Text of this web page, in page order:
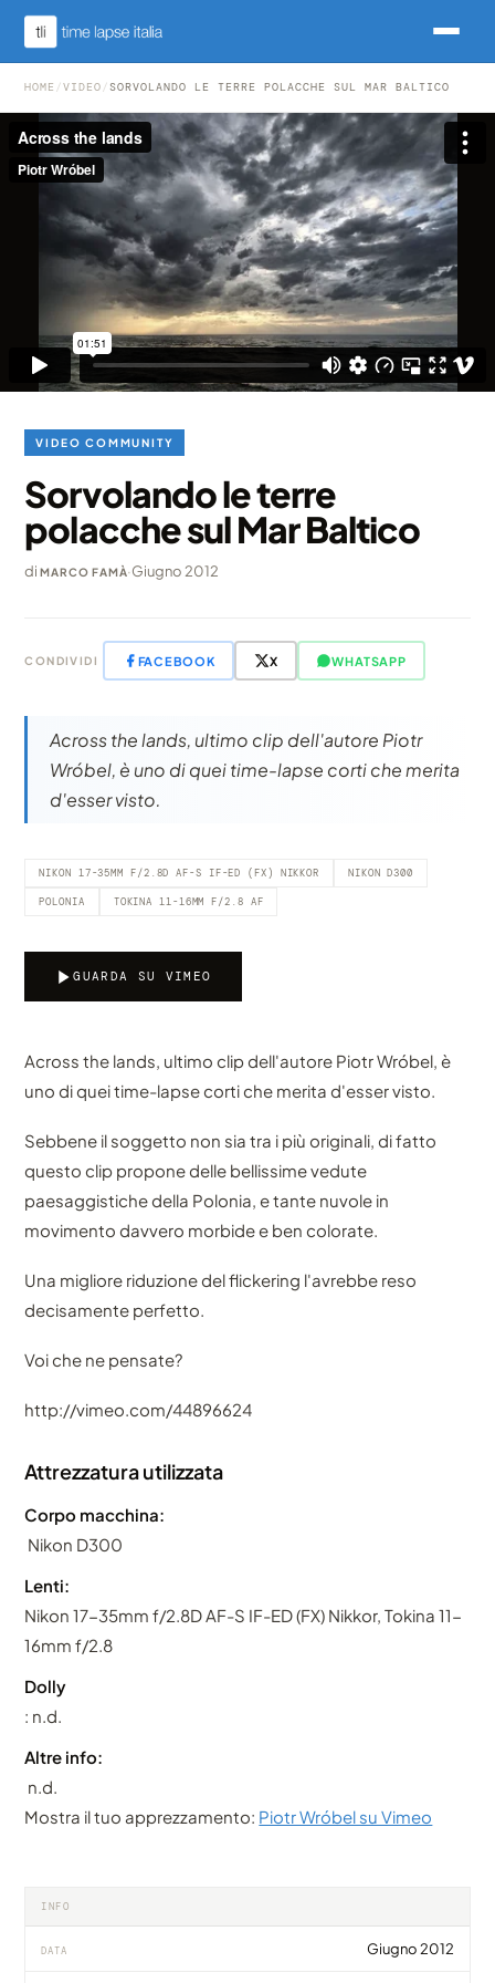
HOME /VIDEO /SORVOLANDO LE TERRE POLACCHE SUL MAR BALTICO
VIDEO COMMUNITY
Sorvolando le terre
polacche sul Mar Baltico
diMARCO FAMÀ·Giugno 2012
CONDIVIDI FACEBOOK X WHATSAPP
Across the lands, ultimo clip dell'autore Piotr
Wróbel, è uno di quei time-lapse corti che merita
d'esser visto.
NIKON 17-35MM F/2.8D AF-S IF-ED (FX) NIKKOR NIKON D300
POLONIA TOKINA 11-16MM F/2.8 AF
GUARDA SU VIMEO
Across the lands, ultimo clip dell'autore Piotr Wróbel, è
uno di quei time-lapse corti che merita d'esser visto.
Sebbene il soggetto non sia tra i più originali, di fatto
questo clip propone delle bellissime vedute
paesaggistiche della Polonia, e tante nuvole in
movimento davvero morbide e ben colorate.
Una migliore riduzione del flickering l'avrebbe reso
decisamente perfetto.
Voi che ne pensate?
http://vimeo.com/44896624
Attrezzatura utilizzata
Corpo macchina:
Nikon D300
Lenti:
Nikon 17-35mm f/2.8D AF-S IF-ED (FX) Nikkor, Tokina 11-
16mm f/2.8
Dolly
: n.d.
Altre info:
n.d.
Mostra il tuo apprezzamento: Piotr Wróbel su Vimeo
INFO
DATA Giugno 2012